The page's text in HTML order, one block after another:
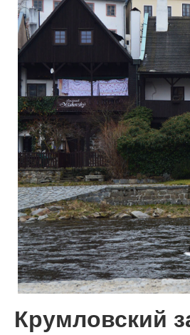
Крумловский